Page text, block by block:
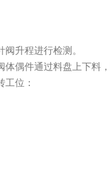
升程进行检测。
偶件通过料盘上下料
位：